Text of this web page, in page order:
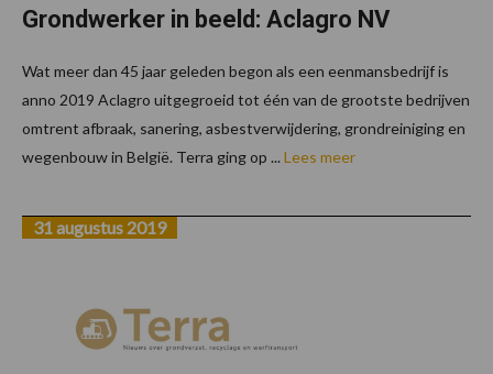
Grondwerker in beeld: Aclagro NV
Wat meer dan 45 jaar geleden begon als een eenmansbedrijf is
anno 2019 Aclagro uitgegroeid tot één van de grootste bedrijven
omtrent afbraak, sanering, asbestverwijdering, grondreiniging en
wegenbouw in België. Terra ging op ...Lees meer
31 augustus 2019